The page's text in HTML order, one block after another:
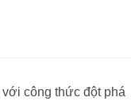
công thức đột phá